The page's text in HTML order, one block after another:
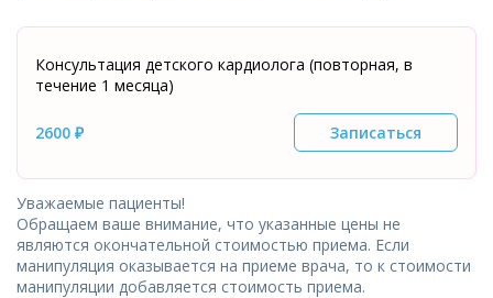
Консультация детского кардиолога (повторная, в
течение 1 месяца)
2600 ₽ Записаться
Уважаемые пациенты!
Обращаем ваше внимание, что указанные цены не
являются окончательной стоимостью приема. Если
манипуляция оказывается на приеме врача, то к стоимости
манипуляции добавляется стоимость приема.